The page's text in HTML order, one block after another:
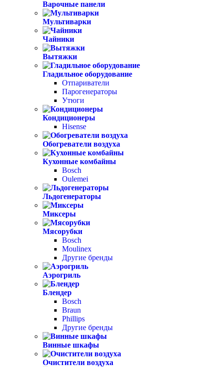
Варочные панели
Мультиварки
Чайники
Вытяжки
Гладильное оборудование
Отпариватели
Парогенераторы
Утюги
Кондиционеры
Hisense
Обогреватели воздуха
Кухонные комбайны
Bosch
Oulemei
Льдогенераторы
Миксеры
Мясорубки
Bosch
Moulinex
Другие бренды
Аэрогриль
Блендер
Bosch
Braun
Phillips
Другие бренды
Винные шкафы
Очистители воздуха